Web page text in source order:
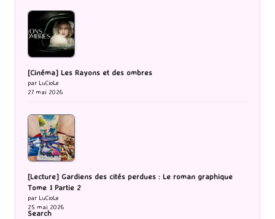
[Cinéma] Les Rayons et des ombres
par LuCioLe
27 mai 2026
[Lecture] Gardiens des cités perdues : Le roman graphique
Tome 1 Partie 2
par LuCioLe
25 mai 2026
Search